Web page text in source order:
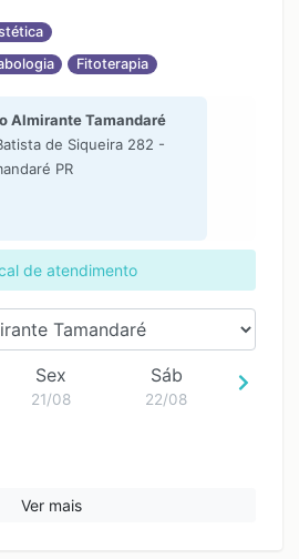
Fitoterapia
Almirante Tamandaré
de Siqueira 282 -
PR
de atendimento
Sex
21/08
Sáb
22/08
Ver mais